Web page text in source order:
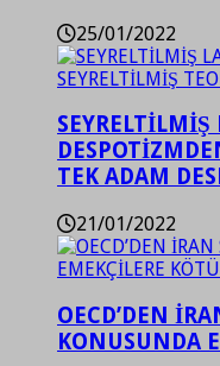
25/01/2022
TEK ADAM
21/01/2022
OECD’DEN
KONUSUNDA